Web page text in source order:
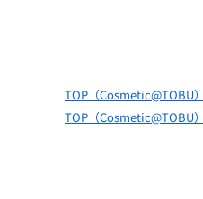
TOP（Cosmetic@TOBU）
TOP（Cosmetic@TOBU）